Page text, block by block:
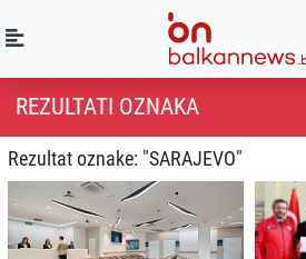
REZULTATI OZNAKA
Rezultat oznake: "SARAJEVO"